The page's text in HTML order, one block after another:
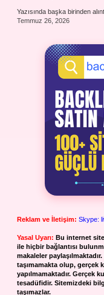
Yazısında başka birinden
Temmuz 26, 2026
Reklam ve İletişim: Skype:
Yasal Uyarı: Bu internet
ile hiçbir bağlantısı
makaleler
taşımamakta olup, gerçek
yapılmamaktadır. Gerçek
tesadüfidir. Sitemizdeki
taşımazlar.